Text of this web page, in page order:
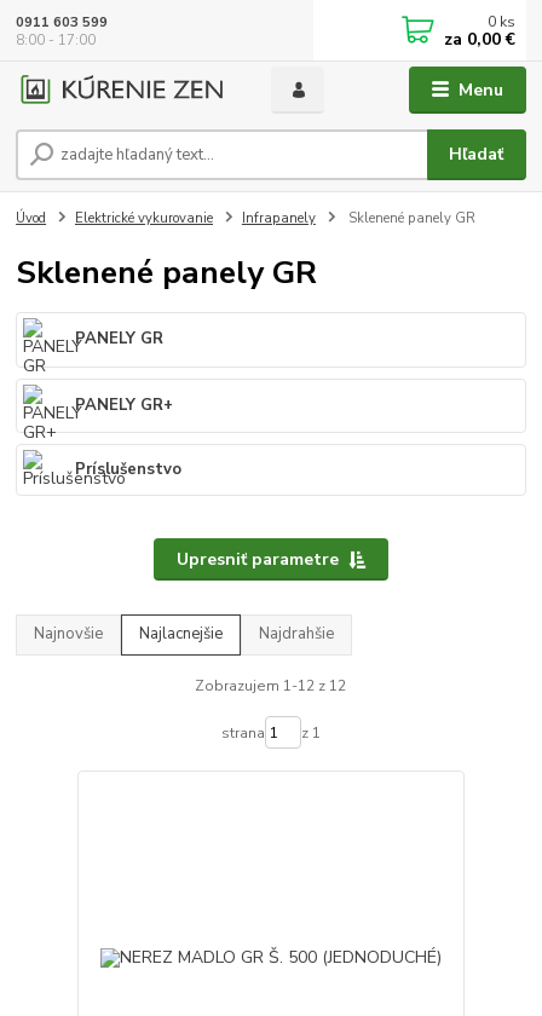
Menu
Hľadať
0911 603 599
8:00 - 17:00
0 ks
za 0,00 €
Úvod Elektrické vykurovanie Infrapanely Sklenené panely GR
Sklenené panely GR
PANELY GR
PANELY GR+
Príslušenstvo
Upresniť parametre
Najnovšie Najlacnejšie Najdrahšie
Zobrazujem 1-12 z 12
strana z 1